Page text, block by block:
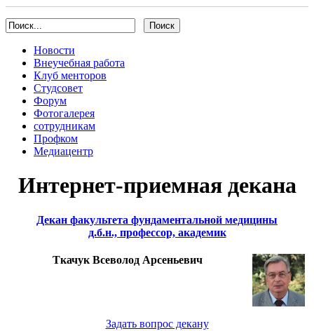
Новости
Внеучебная работа
Клуб менторов
Студсовет
Форум
Фотогалерея
сотрудникам
Профком
Медиацентр
Интернет-приемная декана
Декан факультета фундаментальной медицины
д.б.н., профессор, академик
Ткачук Всеволод Арсеньевич
Задать вопрос декану